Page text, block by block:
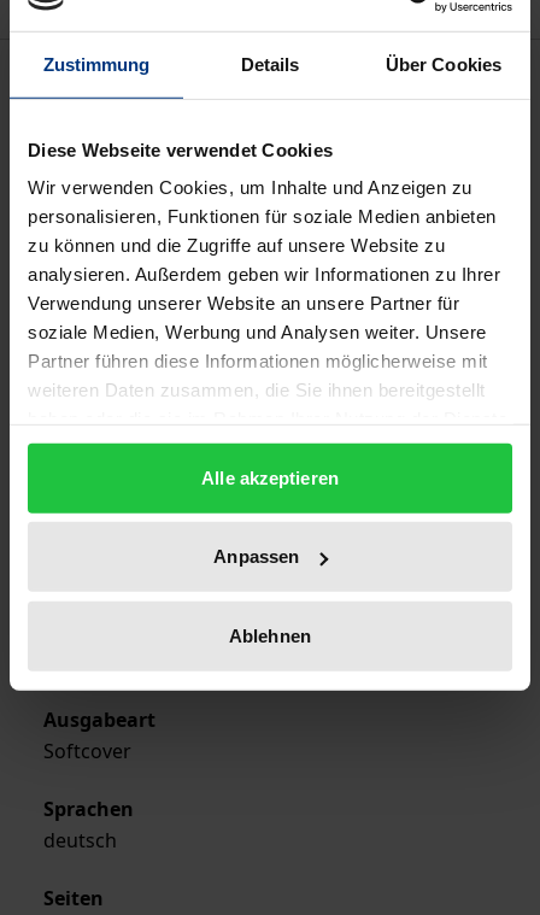
Zustimmung Details Über Cookies
Diese Webseite verwendet Cookies
Wir verwenden Cookies, um Inhalte und Anzeigen zu
personalisieren, Funktionen für soziale Medien anbieten
zu können und die Zugriffe auf unsere Website zu
analysieren. Außerdem geben wir Informationen zu Ihrer
Verwendung unserer Website an unsere Partner für
soziale Medien, Werbung und Analysen weiter. Unsere
Partner führen diese Informationen möglicherweise mit
weiteren Daten zusammen, die Sie ihnen bereitgestellt
gesammelt haben.
Alle akzeptieren
Anpassen
Ablehnen
Bibliografische Angaben
Auflage
1
ISBN
978-3-7930-9274-2
Untertitel
Theorien und Metaphern ästhetischer
Produktion in der Neuzeit
Erscheinungsdatum
Ausgabeart
Softcover
Sprachen
deutsch
Seiten